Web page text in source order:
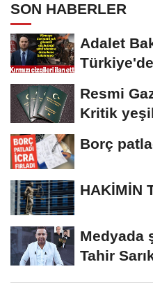
SON HABERLER
Adalet
Resmi
Kritik
Borç
HAKİMİN
Medyada
Tahir